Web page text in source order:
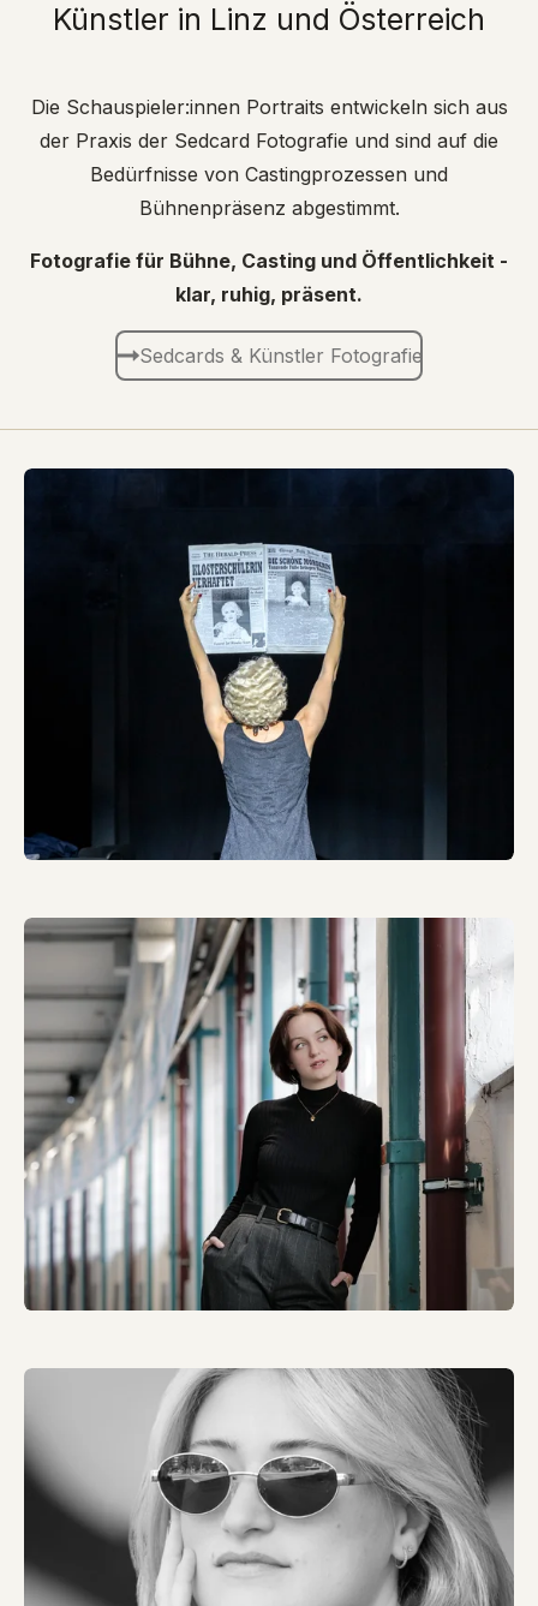
Künstler in Linz und Österreich
Die Schauspieler:innen Portraits entwickeln sich aus
der Praxis der Sedcard Fotografie und sind auf die
Bedürfnisse von Castingprozessen und
Bühnenpräsenz abgestimmt.
Fotografie für Bühne, Casting und Öffentlichkeit -
klar, ruhig, präsent.
Sedcards & Künstler Fotografie